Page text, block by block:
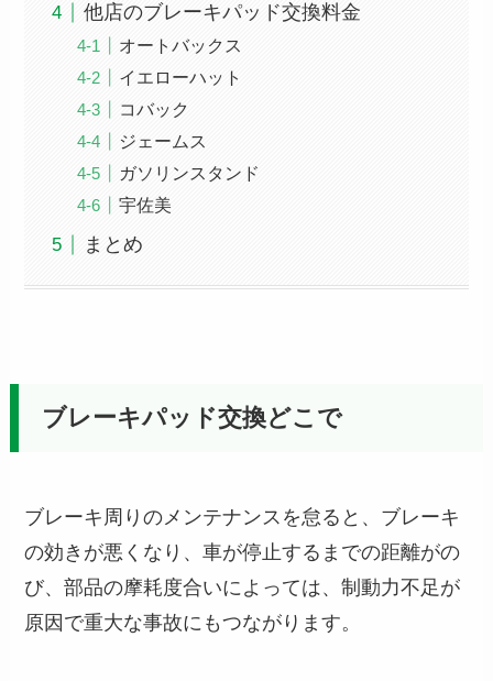
他店のブレーキパッド交換料金
オートバックス
イエローハット
コバック
ジェームス
ガソリンスタンド
宇佐美
まとめ
ブレーキパッド交換どこで
ブレーキ周りのメンテナンスを怠ると、ブレーキ
の効きが悪くなり、車が停止するまでの距離がの
び、部品の摩耗度合いによっては、制動力不足が
原因で重大な事故にもつながります。